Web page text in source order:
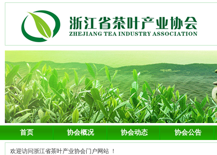
首页 协会概况 协会动态 协会公告
欢迎访问浙江省茶叶产业协会门户网站 ！